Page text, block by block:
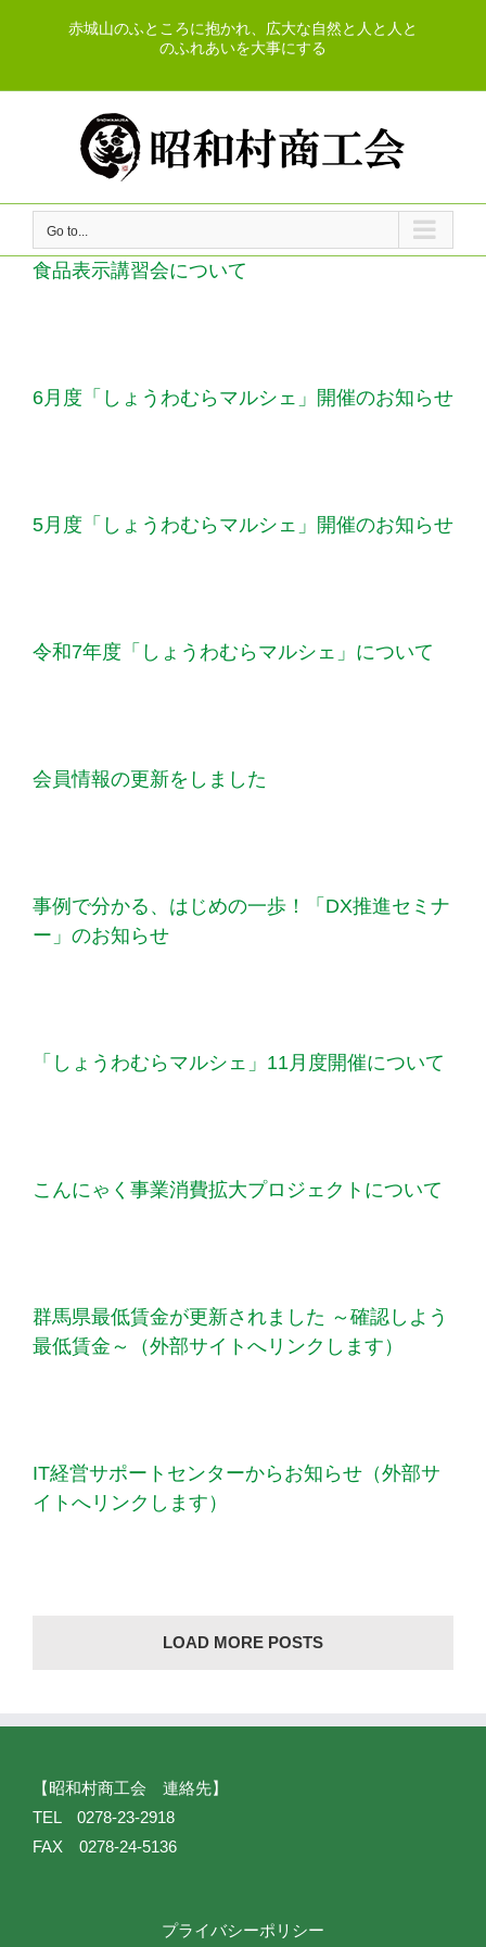
赤城山のふところに抱かれ、広大な自然と人と人と
のふれあいを大事にする
Go to...
食品表示講習会について
6月度「しょうわむらマルシェ」開催のお知らせ
5月度「しょうわむらマルシェ」開催のお知らせ
令和7年度「しょうわむらマルシェ」について
会員情報の更新をしました
事例で分かる、はじめの一歩！「DX推進セミナ
ー」のお知らせ
「しょうわむらマルシェ」11月度開催について
こんにゃく事業消費拡大プロジェクトについて
群馬県最低賃金が更新されました ～確認しよう
最低賃金～（外部サイトへリンクします）
IT経営サポートセンターからお知らせ（外部サ
イトへリンクします）
LOAD MORE POSTS
【昭和村商工会 連絡先】
TEL 0278-23-2918
FAX 0278-24-5136
プライバシーポリシー